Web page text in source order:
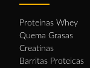
Proteínas Whey
Quema Grasas
Creatinas
Barritas Proteicas